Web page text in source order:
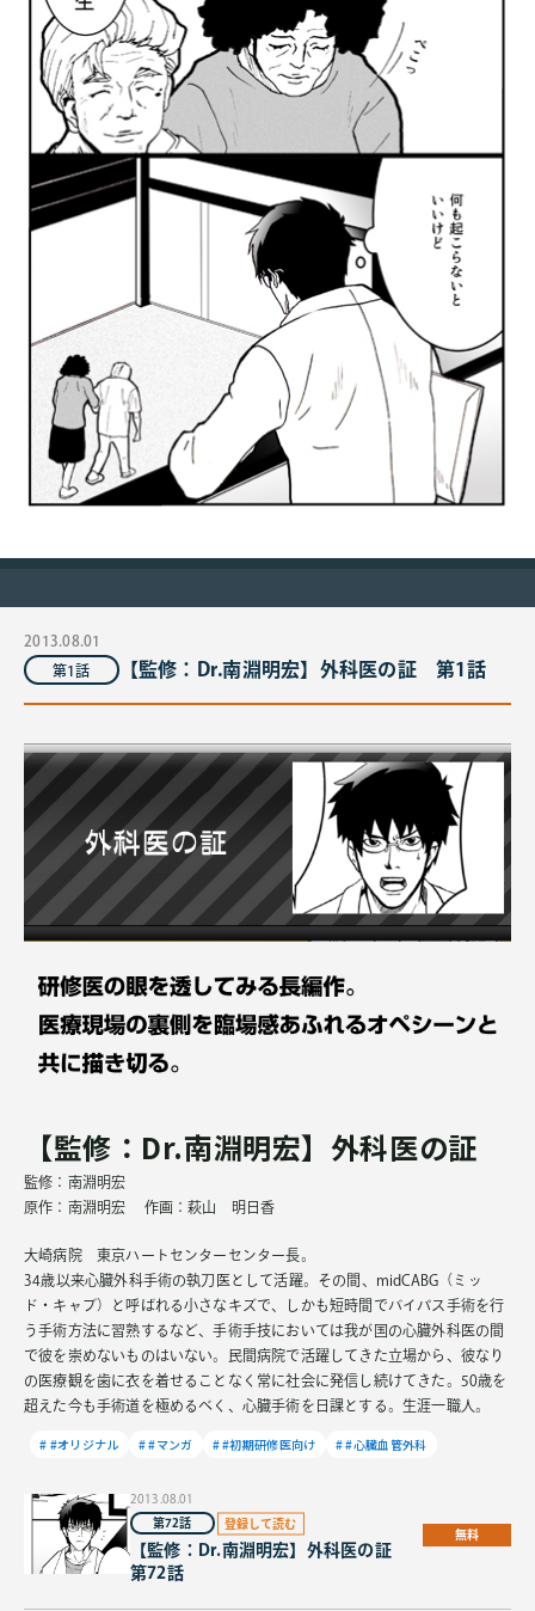
2013.08.01
第1話 【監修：Dr.南淵明宏】外科医の証 第1話
【監修：Dr.南淵明宏】外科医の証
監修：南淵明宏
原作：南淵明宏 作画：萩山 明日香
大崎病院 東京ハートセンターセンター長。
34歳以来心臓外科手術の執刀医として活躍。その間、midCABG（ミッ
ド・キャブ）と呼ばれる小さなキズで、しかも短時間でバイパス手術を行
う手術方法に習熟するなど、手術手技においては我が国の心臓外科医の間
で彼を崇めないものはいない。民間病院で活躍してきた立場から、彼なり
の医療観を歯に衣を着せることなく常に社会に発信し続けてきた。50歳を
超えた今も手術道を極めるべく、心臓手術を日課とする。生涯一職人。
#オリジナル #マンガ #初期研修医向け #心臓血管外科
2013.08.01
第72話
【監修：Dr.南淵明宏】外科医の証
第72話
無料